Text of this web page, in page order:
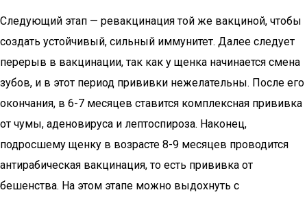
Следующий этап — ревакцинация той же вакциной, чтобы
создать устойчивый, сильный иммунитет. Далее следует
перерыв в вакцинации, так как у щенка начинается смена
зубов, и в этот период прививки нежелательны. После его
окончания, в 6-7 месяцев ставится комплексная прививка
от чумы, аденовируса и лептоспироза. Наконец,
подросшему щенку в возрасте 8-9 месяцев проводится
антирабическая вакцинация, то есть прививка от
бешенства. На этом этапе можно выдохнуть с